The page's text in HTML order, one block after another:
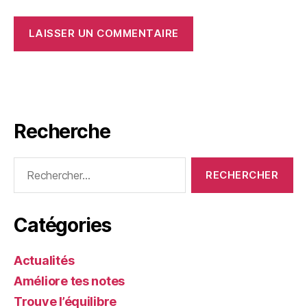
Recherche
Catégories
Actualités
Améliore tes notes
Trouve l’équilibre